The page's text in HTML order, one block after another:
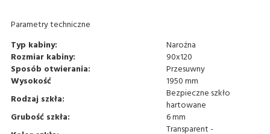
Parametry techniczne
Typ kabiny:
Narożna
Rozmiar kabiny:
90x120
Sposób otwierania:
Przesuwny
Wysokość
1950 mm
Rodzaj szkła:
Bezpieczne szkło
hartowane
Grubość szkła:
6 mm
Transparent -